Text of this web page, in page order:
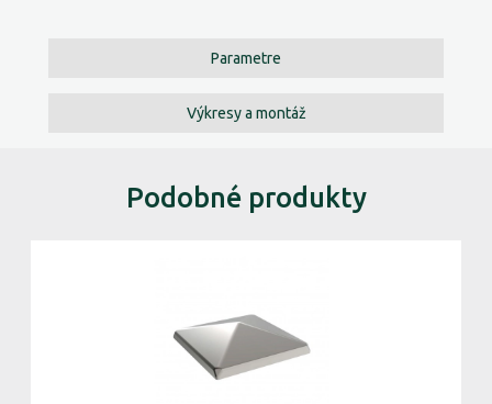
Parametre
Výkresy a montáž
Podobné produkty